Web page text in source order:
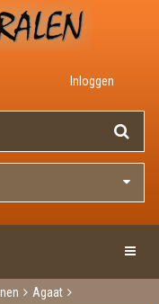
Inloggen
Agaat